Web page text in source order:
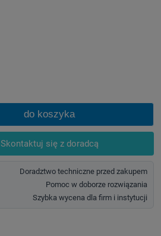
do koszyka
Skontaktuj się z doradcą
Doradztwo techniczne przed zakupem
Pomoc w doborze rozwiązania
Szybka wycena dla firm i instytucji